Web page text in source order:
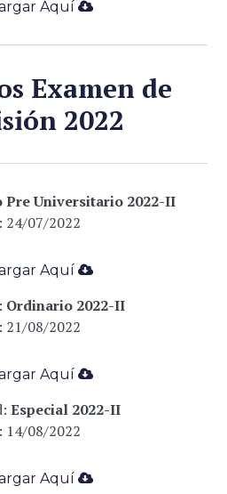
Aquí
Examen de
2022
Pre Universitario 2022-II
24/07/2022
Aquí
Ordinario 2022-II
21/08/2022
Aquí
Especial 2022-II
14/08/2022
Aquí